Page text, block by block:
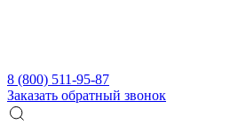
8 (800) 511-95-87
Заказать обратный звонок